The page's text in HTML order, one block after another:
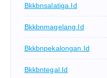
Bkkbnsalatiga.id
Bkkbnmagelang.id
Bkkbnpekalongan.id
Bkkbntegal.id